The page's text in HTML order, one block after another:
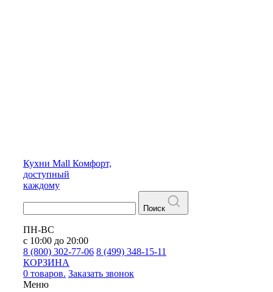
Кухни Mall Комфорт,
доступный
каждому
Поиск
ПН-ВС
с 10:00 до 20:00
8 (800) 302-77-06 8 (499) 348-15-11
КОРЗИНА
0 товаров. Заказать звонок
Меню